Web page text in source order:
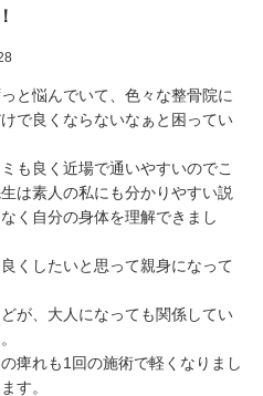
と悩んでいて、色々な整骨院に
で良くならないなぁと困ってい
も良く近場で通いやすいのでこ
は素人の私にも分かりやすい説
く自分の身体を理解できまし
くしたいと思って親身になって
が、大人になっても関係してい
痺れも1回の施術で軽くなりまし
す。